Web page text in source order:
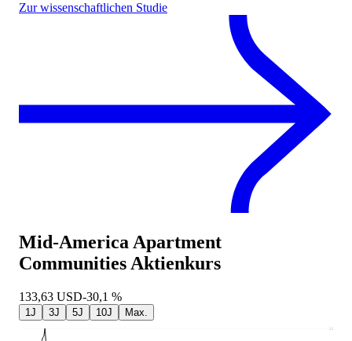
Zur wissenschaftlichen Studie
Mid-America Apartment
Communities Aktienkurs
133,63 USD-30,1 %
1J 3J 5J 10J Max.
229,44